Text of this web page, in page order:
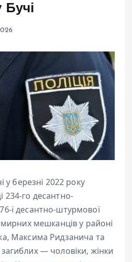
Бучі
у березні 2022 року
234-го десантно-
ї десантно-штурмової
мирних мешканців у районі
Максима Ридзанича та
— чоловіки, жінки